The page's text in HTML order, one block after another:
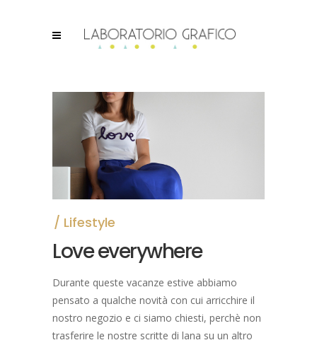
Lifestyle
Love everywhere
Durante queste vacanze estive abbiamo
pensato a qualche novità con cui arricchire il
nostro negozio e ci siamo chiesti, perchè non
trasferire le nostre scritte di lana su un altro